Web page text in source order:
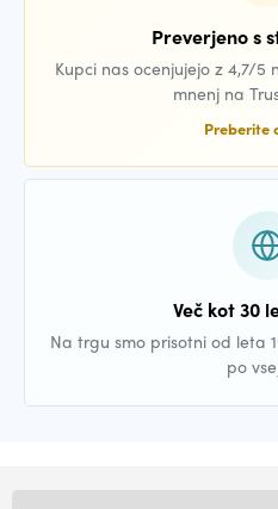
Preverjeno s
Kupci nas ocenjujejo z 4,7/
mnenj na
Preberite
Več kot 30
Na trgu smo prisotni od leta
po